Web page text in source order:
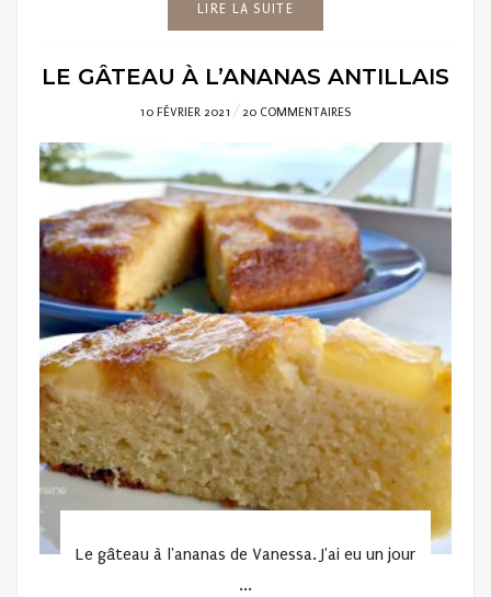
LIRE LA SUITE
LE GÂTEAU À L’ANANAS ANTILLAIS
POSTED
10 FÉVRIER 2021 20 COMMENTAIRES
Le gâteau à l'ananas de Vanessa. J'ai eu un jour
...